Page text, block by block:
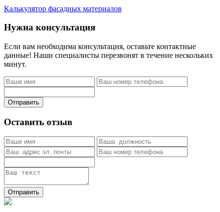
Калькулятор фасадных материалов
Нужна консультация
Если вам необходима консультация, оставьте контактные
данные! Наши специалисты перезвонят в течение нескольких
минут.
Отправить
Оставить отзыв
Отправить